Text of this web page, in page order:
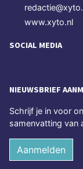
www.xyto.nl
SOCIAL MEDIA
NIEUWSBRIEF
Schrijf je in voor
samenvatting van
Aanmelden